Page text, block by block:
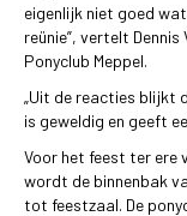
eigenlijk niet goed
reünie”, vertelt
Ponyclub Meppel.
„Uit de reacties blijkt
is geweldig en geeft
Voor het feest ter ere
wordt de binnenbak
tot feestzaal. De